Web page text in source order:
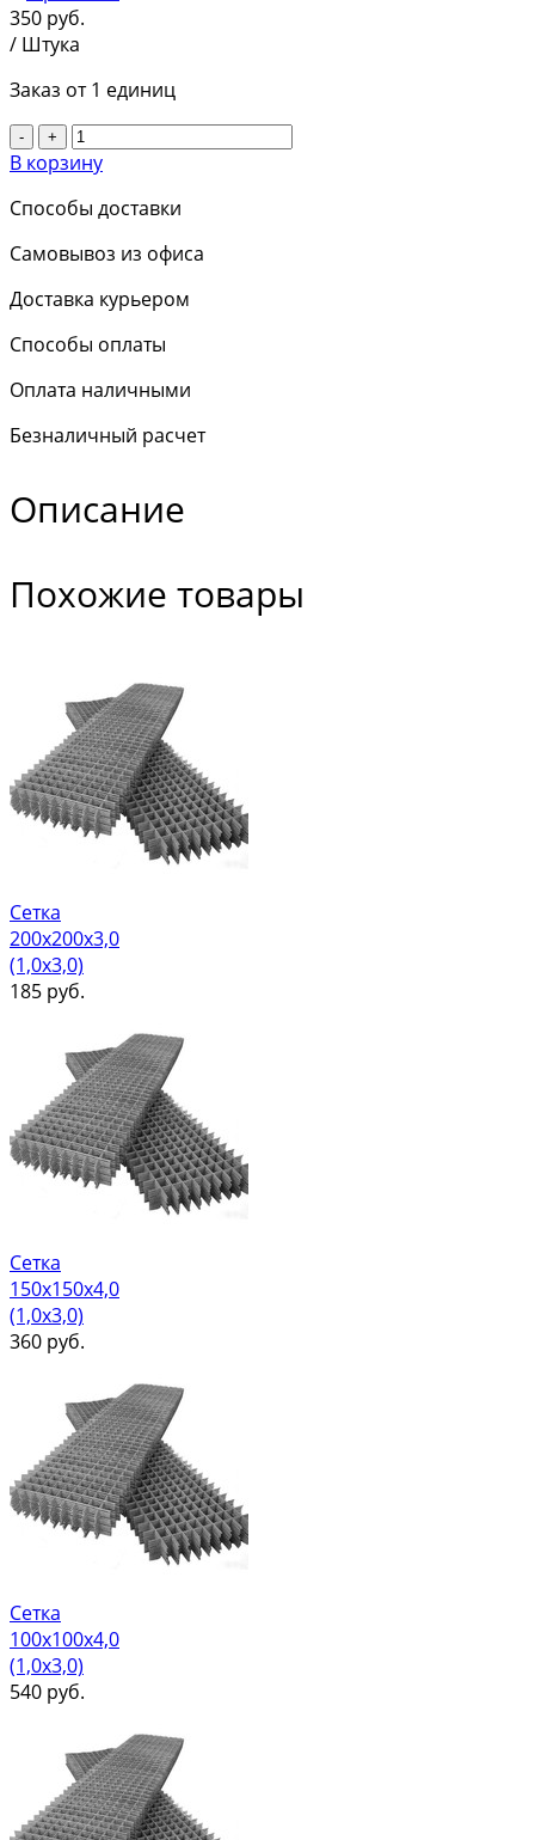
350 руб.
/ Штука
Заказ от 1 единиц
- +
В корзину
Способы доставки
Самовывоз из офиса
Доставка курьером
Способы оплаты
Оплата наличными
Безналичный расчет
Описание
Похожие товары
Сетка
200х200х3,0
(1,0х3,0)
185 руб.
Сетка
150х150х4,0
(1,0х3,0)
360 руб.
Сетка
100х100х4,0
(1,0х3,0)
540 руб.